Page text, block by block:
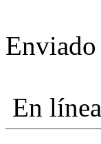
En línea